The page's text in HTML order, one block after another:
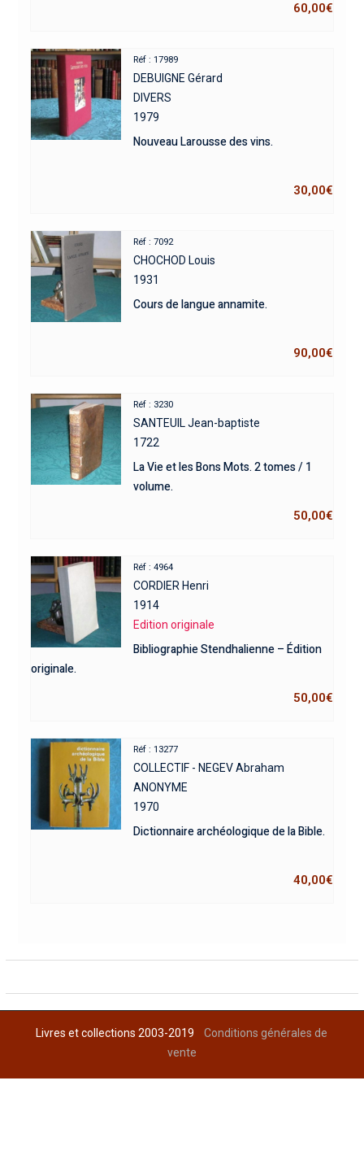
60,00€
Réf : 17989
DEBUIGNE Gérard
DIVERS
1979
Nouveau Larousse des vins.
30,00€
Réf : 7092
CHOCHOD Louis
1931
Cours de langue annamite.
90,00€
Réf : 3230
SANTEUIL Jean-baptiste
1722
La Vie et les Bons Mots. 2 tomes / 1
volume.
50,00€
Réf : 4964
CORDIER Henri
1914
Edition originale
Bibliographie Stendhalienne – Édition
originale.
50,00€
Réf : 13277
COLLECTIF - NEGEV Abraham
ANONYME
1970
Dictionnaire archéologique de la Bible.
40,00€
Livres et collections 2003-2019Conditions générales de
vente